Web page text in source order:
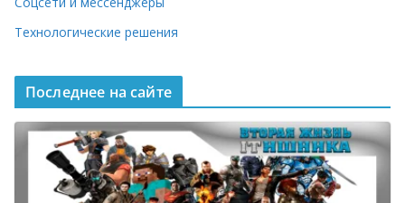
Технологические решения
Последнее на сайте